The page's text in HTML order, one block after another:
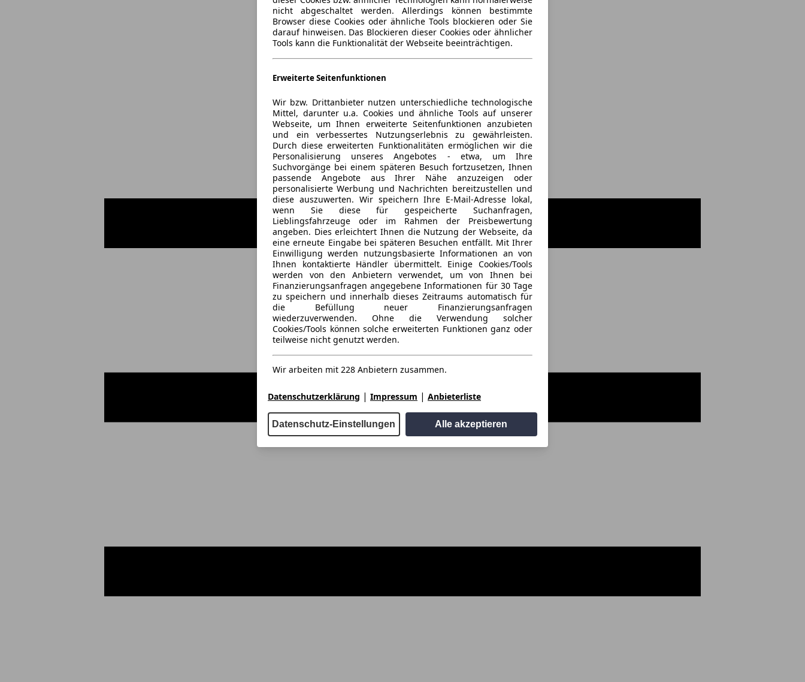
nicht abgeschaltet werden. Allerdings können bestimmte
Browser diese Cookies oder ähnliche Tools blockieren oder Sie
darauf hinweisen. Das Blockieren dieser Cookies oder ähnlicher
Tools kann die Funktionalität der Webseite beeinträchtigen.
Erweiterte Seitenfunktionen
Wir bzw. Drittanbieter nutzen unterschiedliche technologische
Mittel, darunter u.a. Cookies und ähnliche Tools auf unserer
Webseite, um Ihnen erweiterte Seitenfunktionen anzubieten
und ein verbessertes Nutzungserlebnis zu gewährleisten.
Durch diese erweiterten Funktionalitäten ermöglichen wir die
Personalisierung unseres Angebotes - etwa, um Ihre
Suchvorgänge bei einem späteren Besuch fortzusetzen, Ihnen
passende Angebote aus Ihrer Nähe anzuzeigen oder
personalisierte Werbung und Nachrichten bereitzustellen und
diese auszuwerten. Wir speichern Ihre E-Mail-Adresse lokal,
wenn Sie diese für gespeicherte Suchanfragen,
Lieblingsfahrzeuge oder im Rahmen der Preisbewertung
angeben. Dies erleichtert Ihnen die Nutzung der Webseite, da
eine erneute Eingabe bei späteren Besuchen entfällt. Mit Ihrer
Einwilligung werden nutzungsbasierte Informationen an von
Ihnen kontaktierte Händler übermittelt. Einige Cookies/Tools
werden von den Anbietern verwendet, um von Ihnen bei
Finanzierungsanfragen angegebene Informationen für 30 Tage
zu speichern und innerhalb dieses Zeitraums automatisch für
die Befüllung neuer Finanzierungsanfragen
wiederzuverwenden. Ohne die Verwendung solcher
Cookies/Tools können solche erweiterten Funktionen ganz oder
teilweise nicht genutzt werden.
Wir arbeiten mit 228 Anbietern zusammen.
Datenschutzerklärung | Impressum | Anbieterliste
Datenschutz-Einstellungen Alle akzeptieren